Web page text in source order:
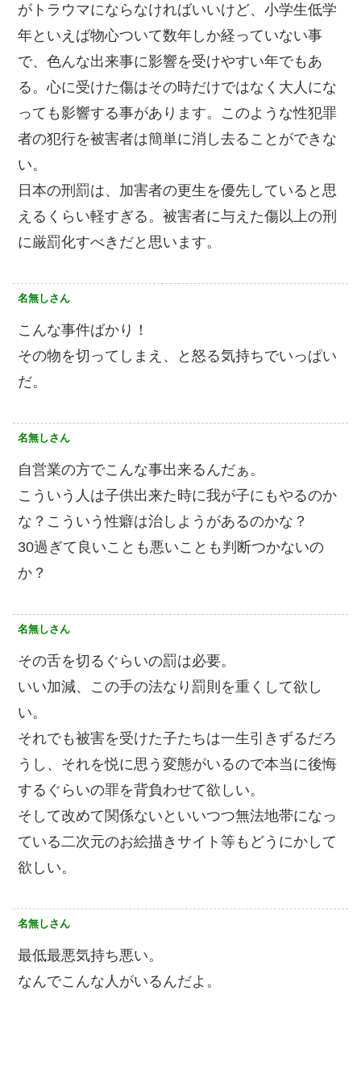
がトラウマにならなければいいけど、小学生低学
年といえば物心ついて数年しか経っていない事
で、色んな出来事に影響を受けやすい年でもあ
る。心に受けた傷はその時だけではなく大人にな
っても影響する事があります。このような性犯罪
者の犯行を被害者は簡単に消し去ることができな
い。
日本の刑罰は、加害者の更生を優先していると思
えるくらい軽すぎる。被害者に与えた傷以上の刑
に厳罰化すべきだと思います。
名無しさん
こんな事件ばかり！
その物を切ってしまえ、と怒る気持ちでいっぱい
だ。
名無しさん
自営業の方でこんな事出来るんだぁ。
こういう人は子供出来た時に我が子にもやるのか
な？こういう性癖は治しようがあるのかな？
30過ぎて良いことも悪いことも判断つかないの
か？
名無しさん
その舌を切るぐらいの罰は必要。
いい加減、この手の法なり罰則を重くして欲し
い。
それでも被害を受けた子たちは一生引きずるだろ
うし、それを悦に思う変態がいるので本当に後悔
するぐらいの罪を背負わせて欲しい。
そして改めて関係ないといいつつ無法地帯になっ
ている二次元のお絵描きサイト等もどうにかして
欲しい。
名無しさん
最低最悪気持ち悪い。
なんでこんな人がいるんだよ。